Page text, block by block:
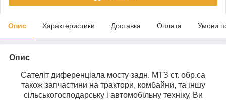
Опис Характеристики Доставка Оплата Умови
Опис
Сателіт диференціала мосту задн. МТЗ ст. обр.са
також запчастини на трактори, комбайни, та іншу
сільськогосподарську і автомобільну техніку, Ви